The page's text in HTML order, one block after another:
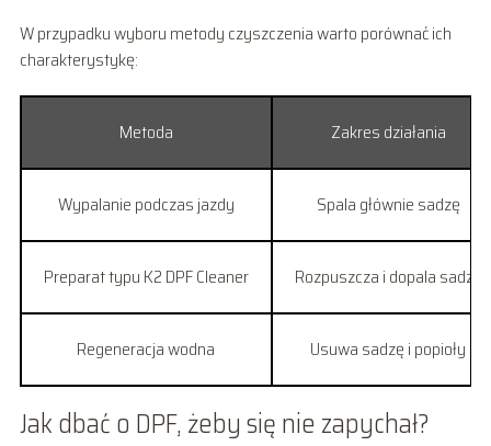
W przypadku wyboru metody czyszczenia warto porównać ich
charakterystykę:
Metoda Zakres działania
Wypalanie podczas jazdy Spala głównie sadzę
Preparat typu K2 DPF Cleaner Rozpuszcza i dopala sadzę
Regeneracja wodna Usuwa sadzę i popioły
Jak dbać o DPF, żeby się nie zapychał?